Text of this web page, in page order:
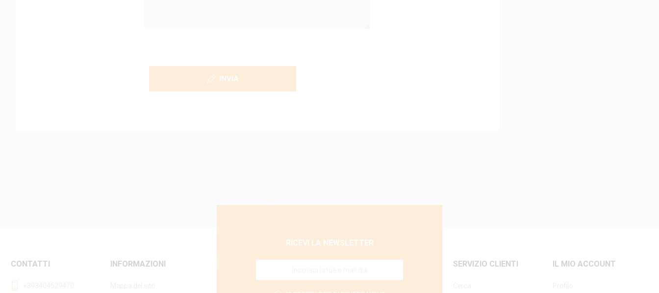
INVIA
RICEVI LA NEWSLETTER
CONTATTI
+393404529470
INFORMAZIONI
Mappa del sito
SERVIZIO CLIENTI
Cerca
IL MIO ACCOUNT
Profilo